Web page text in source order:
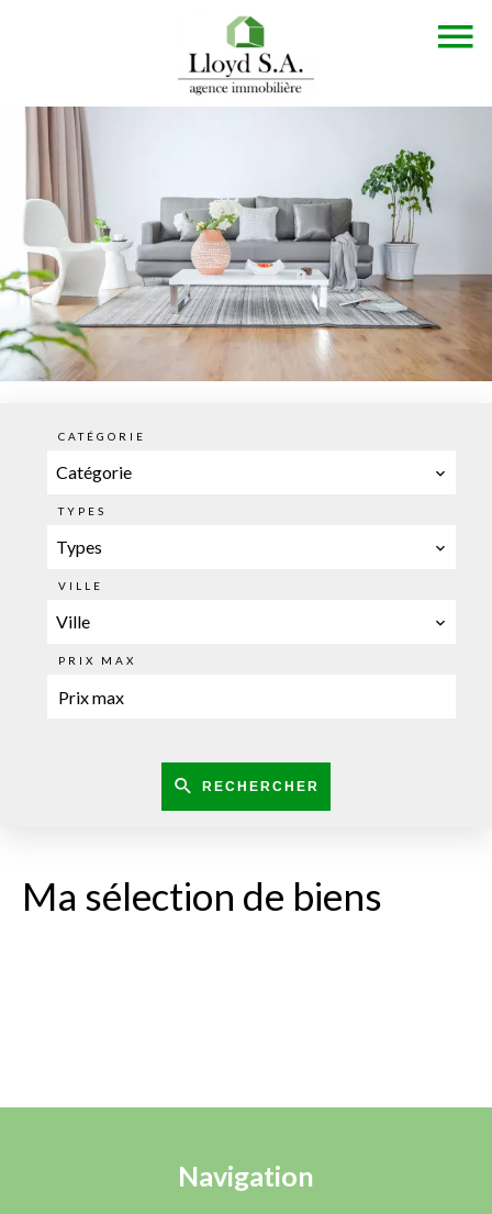
CATÉGORIE
Catégorie
TYPES
Types
VILLE
Ville
PRIX MAX
RECHERCHER
Ma sélection de biens
Navigation